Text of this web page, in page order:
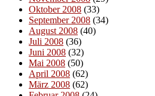
Oktober 2008 (33)
September 2008 (34)
August 2008 (40)
Juli 2008 (36)
Juni 2008 (32)
Mai 2008 (50)
April 2008 (62)
März 2008 (62)